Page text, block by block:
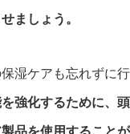
ましょう。
湿ケアも忘れずに
強化するために、